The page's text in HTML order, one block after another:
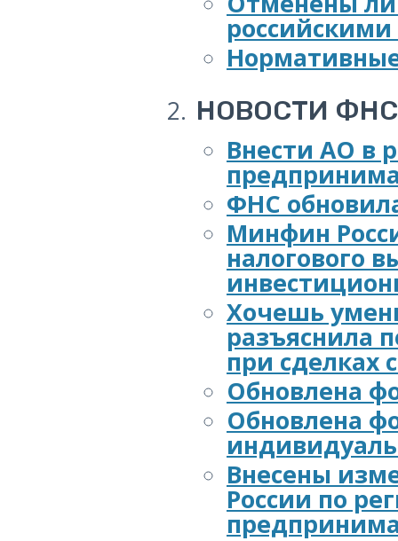
НОВОСТИ
Внести АО в
ФНС
Минфин
налогового
Хочешь
разъяснила
при сделках
Обновлена
Обновлена
Внесены
России по